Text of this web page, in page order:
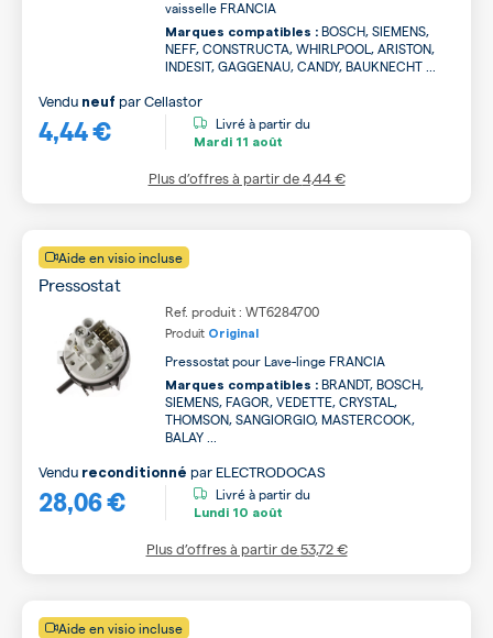
vaisselle FRANCIA
Marques compatibles : BOSCH, SIEMENS,
NEFF, CONSTRUCTA, WHIRLPOOL, ARISTON,
INDESIT, GAGGENAU, CANDY, BAUKNECHT ...
4,44 €
Vendu neuf parCellastor
Livré à partir du
Mardi 11 août
Plus d’offres à partir de4,44 €
Aide en visio incluse
Pressostat
Ref. produit : WT6284700
Produit Original
Pressostat pour Lave-linge FRANCIA
Marques compatibles : BRANDT, BOSCH,
SIEMENS, FAGOR, VEDETTE, CRYSTAL,
THOMSON, SANGIORGIO, MASTERCOOK,
BALAY ...
28,06 €
Vendu reconditionné par ELECTRODOCAS
Livré à partir du
Lundi 10 août
Plus d’offres à partir de53,72 €
Aide en visio incluse